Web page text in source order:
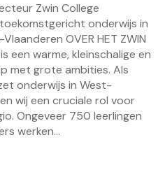
Zwin College
onderwijs in
OVER HET ZWIN
een warme, kleinschalige en
met grote ambities. Als
onderwijs in West-
wij een cruciale rol voor
Ongeveer 750 leerlingen
werken...